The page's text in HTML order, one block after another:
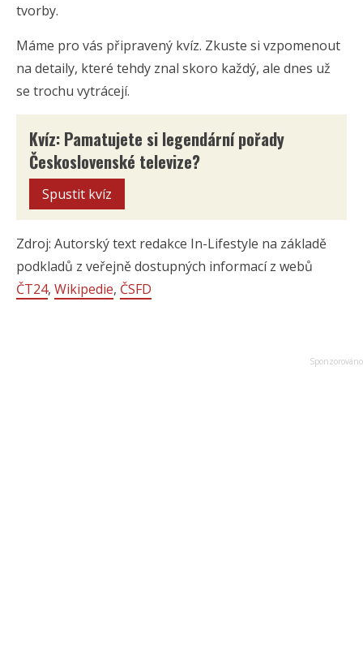
tvorby.
Máme pro vás připravený kvíz. Zkuste si vzpomenout
na detaily, které tehdy znal skoro každý, ale dnes už
se trochu vytrácejí.
Kvíz: Pamatujete si legendární pořady
Československé televize?
Spustit kvíz
Zdroj: Autorský text redakce In-Lifestyle na základě
podkladů z veřejně dostupných informací z webů
ČT24, Wikipedie, ČSFD